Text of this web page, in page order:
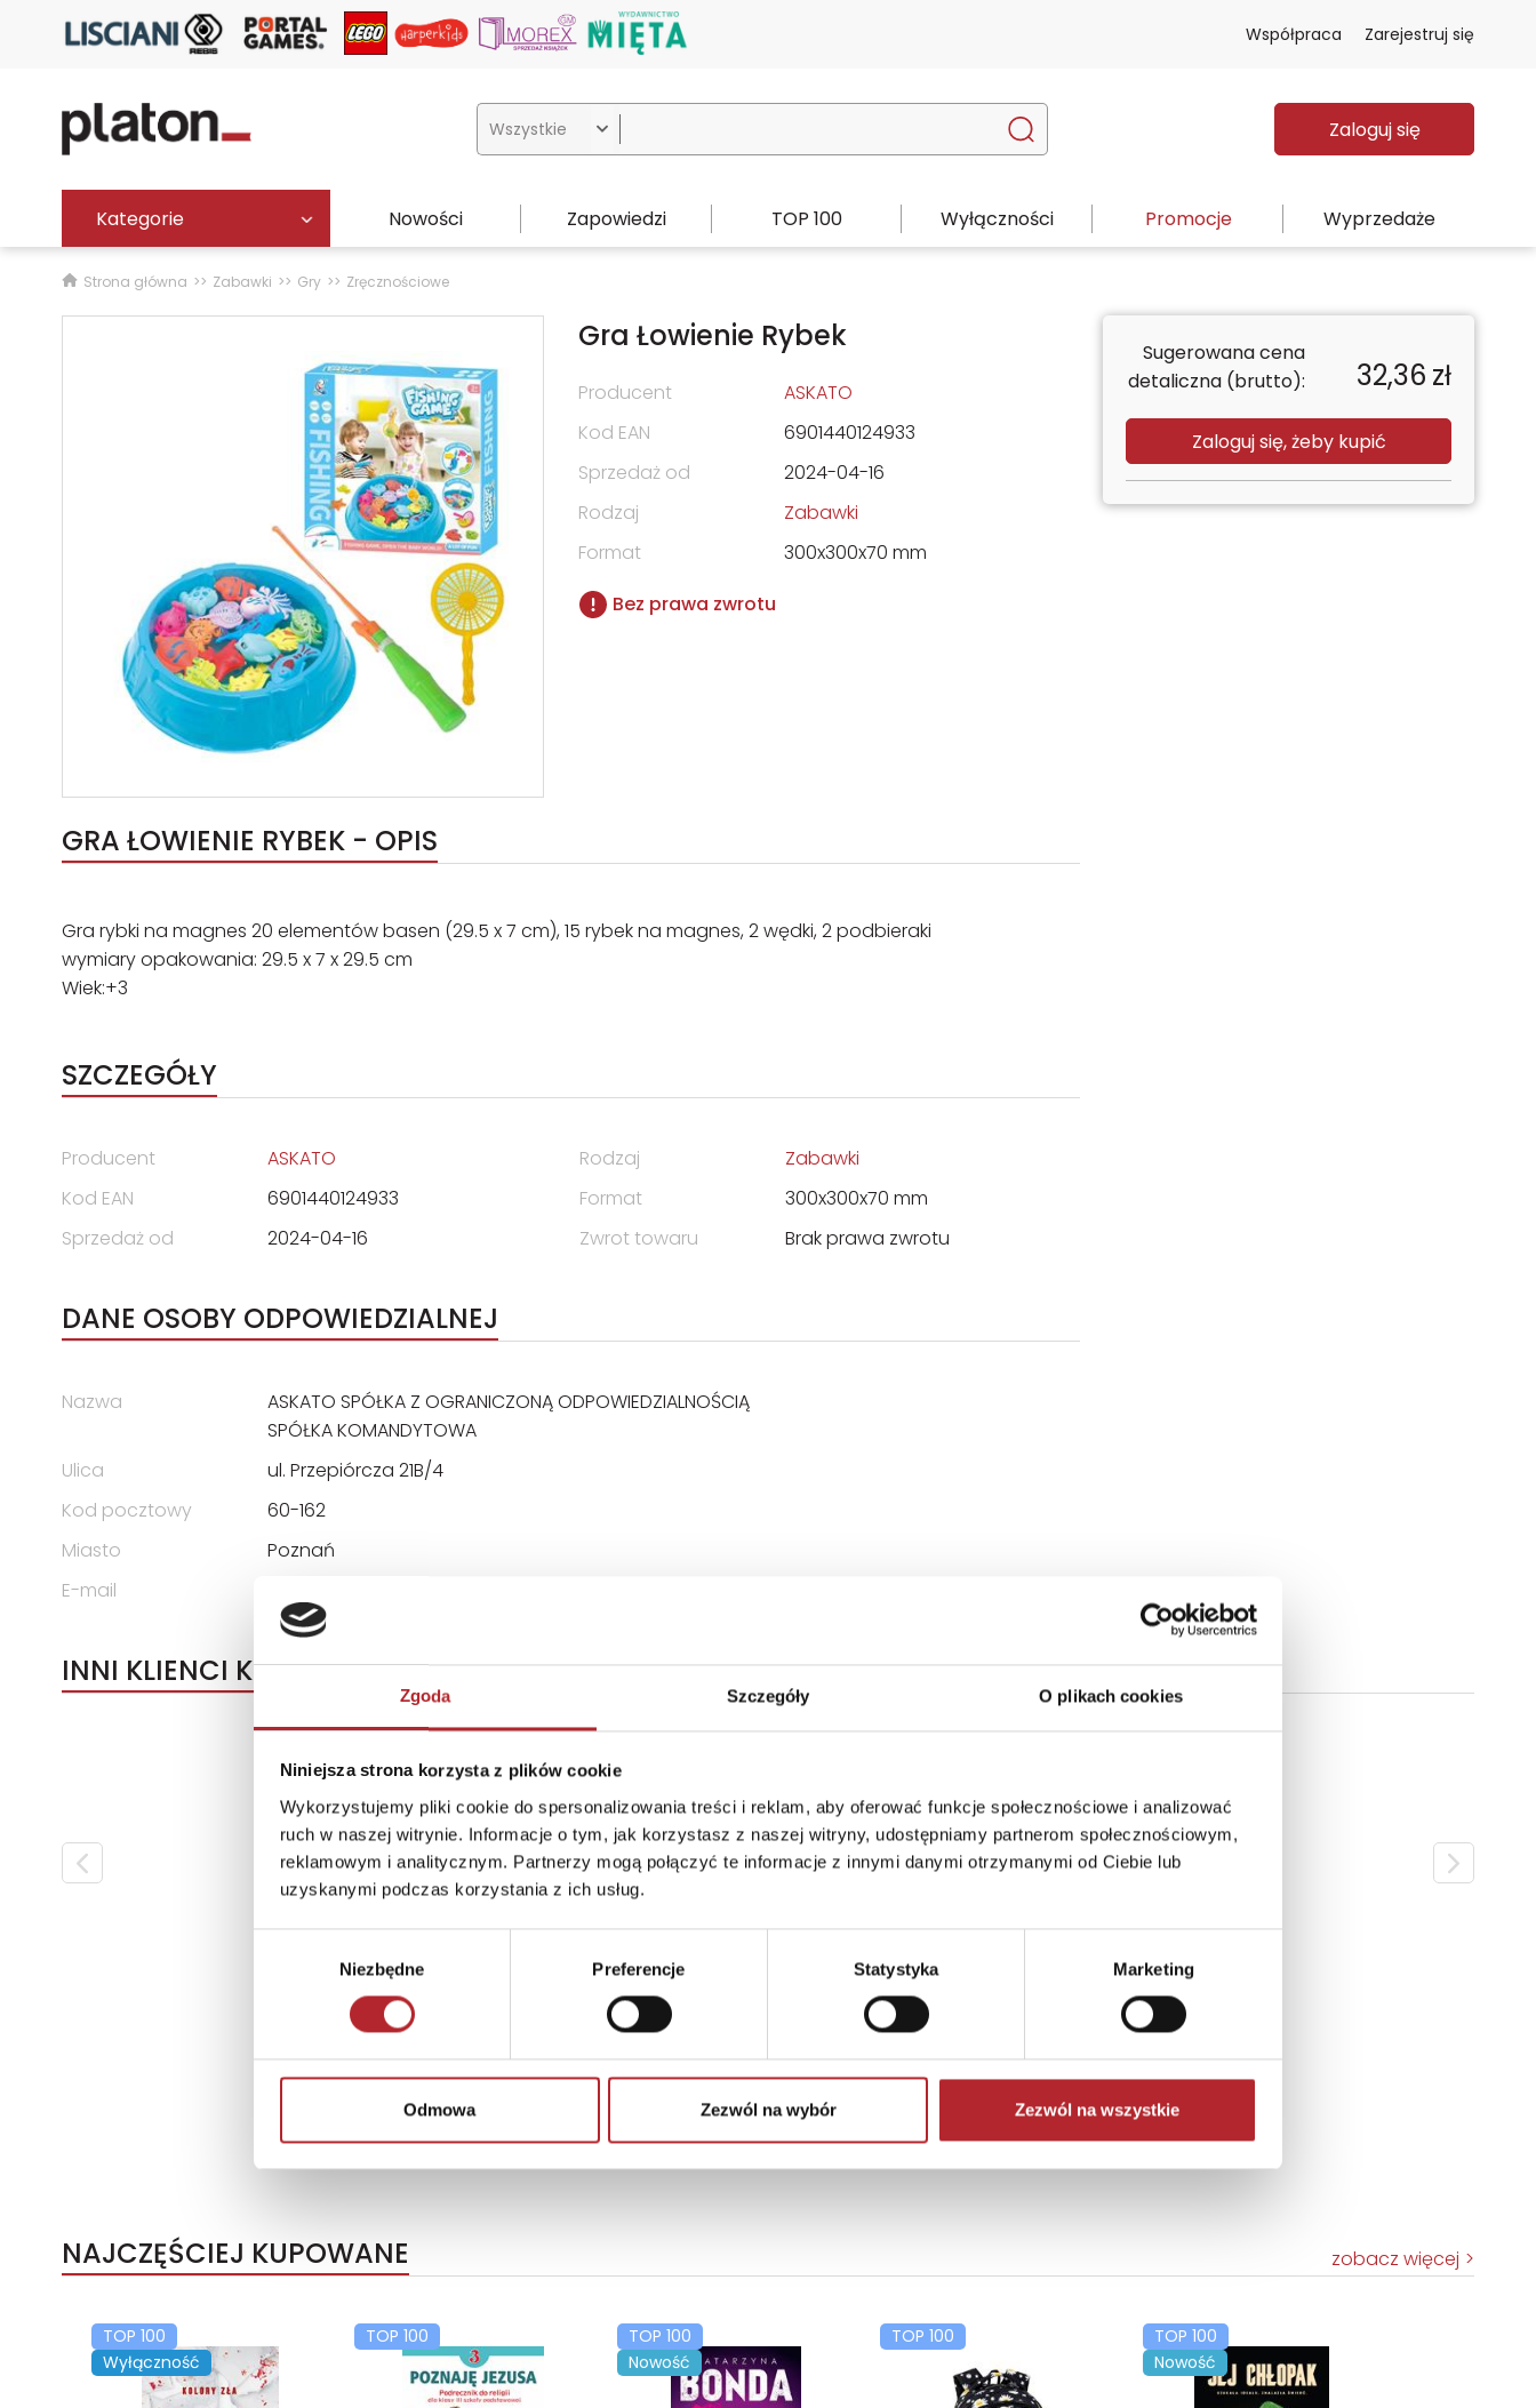
Zgoda Szczegóły O plikach cookies
Niniejsza strona korzysta z plików cookie
Wykorzystujemy pliki cookie do spersonalizowania treści i reklam, aby oferować funkcje społecznościowe i analizować
ruch w naszej witrynie. Informacje o tym, jak korzystasz z naszej witryny, udostępniamy partnerom społecznościowym,
reklamowym i analitycznym. Partnerzy mogą połączyć te informacje z innymi danymi otrzymanymi od Ciebie lub
uzyskanymi podczas korzystania z ich usług.
Niezbędne Preferencje Statystyka Marketing
Odmowa Zezwól na wybór Zezwól na wszystkie
Współpraca Zarejestruj się
 Zaloguj się
Kategorie Nowości Zapowiedzi TOP 100 Wyłączności Promocje Wyprzedaże
Strona główna Zabawki Gry Zręcznościowe
Gra Łowienie Rybek
Producent
ASKATO
Kod EAN
6901440124933
Sprzedaż od
2024-04-16
Rodzaj
Zabawki
Format
300x300x70 mm
Bez prawa zwrotu
GRA ŁOWIENIE RYBEK - OPIS
Gra rybki na magnes 20 elementów basen (29.5 x 7 cm), 15 rybek na magnes, 2 wędki, 2 podbieraki
wymiary opakowania: 29.5 x 7 x 29.5 cm
Wiek:+3
SZCZEGÓŁY
Producent
ASKATO
Kod EAN
6901440124933
Sprzedaż od
2024-04-16
Rodzaj
Zabawki
Format
300x300x70 mm
Zwrot towaru
Brak prawa zwrotu
DANE OSOBY ODPOWIEDZIALNEJ
Nazwa
ASKATO SPÓŁKA Z OGRANICZONĄ ODPOWIEDZIALNOŚCIĄ
SPÓŁKA KOMANDYTOWA
Ulica
ul. Przepiórcza 21B/4
Kod pocztowy
60-162
Miasto
Poznań
E-mail
Sugerowana cena
detaliczna (brutto):
32,36 zł
Zaloguj się, żeby kupić
INNI KLIENCI KUPOWALI
NAJCZĘŚCIEJ KUPOWANE zobacz więcej
TOP 100
Wyłączność
TOP 100
TOP 100
Nowość
TOP 100
TOP 100
Nowość